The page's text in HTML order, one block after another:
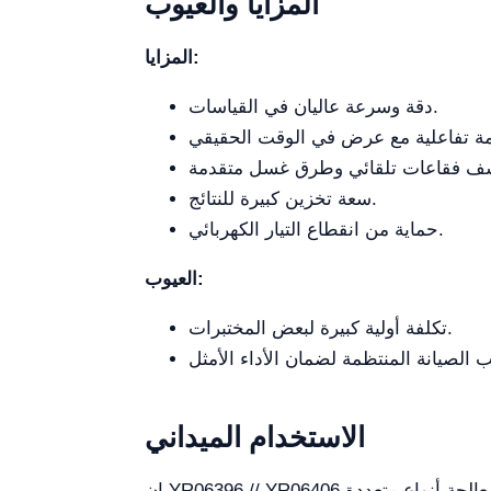
المزايا:
دقة وسرعة عاليان في القياسات.
سعة تخزين كبيرة للنتائج.
حماية من انقطاع التيار الكهربائي.
العيوب:
تكلفة أولية كبيرة لبعض المختبرات.
الاستخدام الميداني